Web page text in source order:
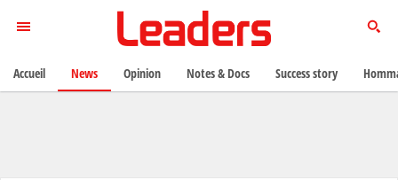
Accueil News Opinion Notes & Docs Success story